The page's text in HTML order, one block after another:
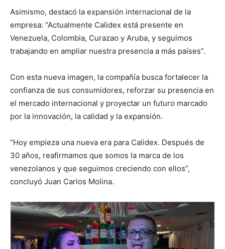
Asimismo, destacó la expansión internacional de la
empresa: “Actualmente Calidex está presente en
Venezuela, Colombia, Curazao y Aruba, y seguimos
trabajando en ampliar nuestra presencia a más países”.
Con esta nueva imagen, la compañía busca fortalecer la
confianza de sus consumidores, reforzar su presencia en
el mercado internacional y proyectar un futuro marcado
por la innovación, la calidad y la expansión.
“Hoy empieza una nueva era para Calidex. Después de
30 años, reafirmamos que somos la marca de los
venezolanos y que seguimos creciendo con ellos”,
concluyó Juan Carlos Molina.